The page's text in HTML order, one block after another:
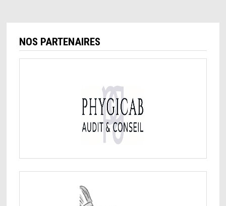
NOS PARTENAIRES